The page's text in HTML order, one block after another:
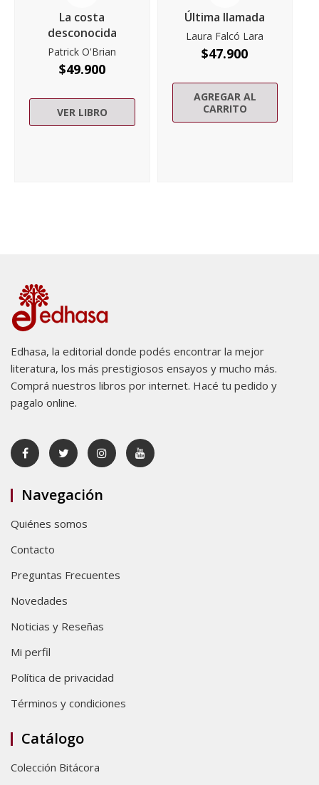
La costa
desconocida
Patrick O'Brian
$49.900
VER LIBRO
Última llamada
Laura Falcó Lara
$47.900
AGREGAR AL
CARRITO
Edhasa, la editorial donde podés encontrar la mejor
literatura, los más prestigiosos ensayos y mucho más.
Comprá nuestros libros por internet. Hacé tu pedido y
pagalo online.
Navegación
Quiénes somos
Contacto
Preguntas Frecuentes
Novedades
Noticias y Reseñas
Mi perfil
Política de privacidad
Términos y condiciones
Catálogo
Colección Bitácora